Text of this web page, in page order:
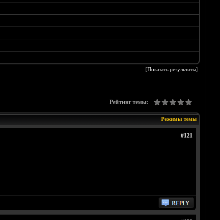
[Показать результаты]
Рейтинг темы:
Режимы темы
#121